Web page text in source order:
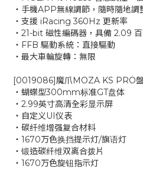
‧手機APP無線調節，隨時隨地調
‧支援 iRacing 360Hz 更新率
‧21-bit 磁性編碼器，具備 2.09
‧FFB 驅動系統：直接驅動
‧最大車輪旋轉：無限
[0019086]魔爪MOZA KS PRO
‧蝴蝶型300mm标准GT盘体
‧2.99英寸高清全彩显示屏
‧自定义UI仪表
‧碳纤维增强复合材料
‧1670万色换挡提示灯/旗语灯
‧锻造碳纤维双离合拨片
‧1670万色旋钮指示灯